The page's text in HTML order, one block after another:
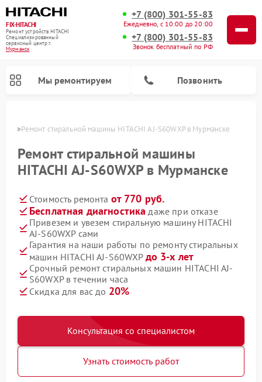
FIX-HITACHI
Ремонт устройств HITACHI
Специализированный
cервисный центр г.
Мурманск
+7 (800) 301-55-83
Ежедневно, с 10:00 до 20:00
+7 (800) 301-55-83
Звонок бесплатный по РФ
Мы ремонтируем Позвонить
Ремонт стиральной машины HITACHI AJ-S60WXP в Мурманске
Ремонт стиральной машины
HITACHI AJ-S60WXP в Мурманске
Стоимость ремонта от 770 руб.
Бесплатная диагностика даже при отказе
Привезем и увезем стиральную машину HITACHI
AJ-S60WXP сами
Гарантия на наши работы по ремонту стиральных
машин HITACHI AJ-S60WXP до 3-х лет
Срочный ремонт стиральных машин HITACHI AJ-
S60WXP в течении часа
Скидка для вас до 20%
Консультация со специалистом
Узнать стоимость работ